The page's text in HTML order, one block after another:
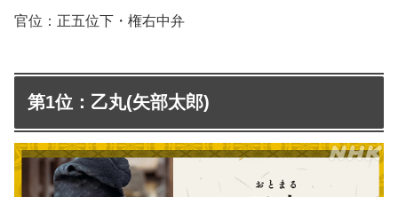
官位：正五位下・権右中弁
第1位：乙丸(矢部太郎)